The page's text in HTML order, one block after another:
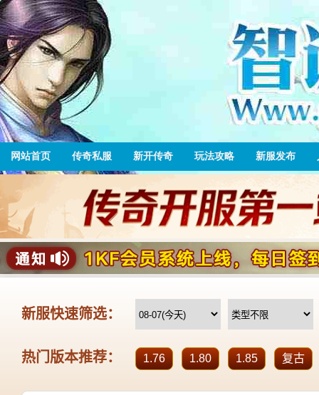
网站首页 传奇私服 新开传奇 玩法攻略 新服发布